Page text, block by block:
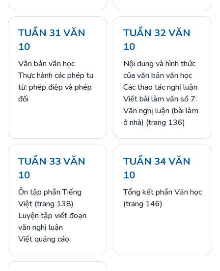
TUẦN 31 VĂN
10
Văn bản văn học
Thực hành các phép tu
từ: phép điệp và phép
đối
TUẦN 32 VĂN
10
Nội dung và hình thức
của văn bản văn học
Các thao tác nghị luận
Viết bài làm văn số 7:
Văn nghị luận (bài làm
ở nhà) (trang 136)
TUẦN 33 VĂN
10
Ôn tập phần Tiếng
Việt (trang 138)
Luyện tập viết đoạn
văn nghị luận
Viết quảng cáo
TUẦN 34 VĂN
10
Tổng kết phần Văn học
(trang 146)